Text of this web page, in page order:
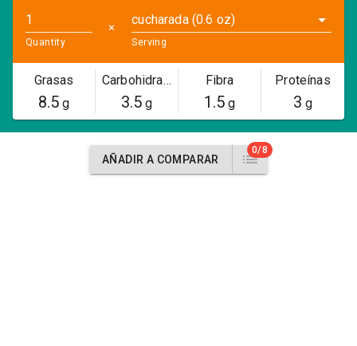
Quantity
✕
cucharada (0.6 oz)
Serving
Grasas
8.5g
Carbohidratos
3.5g
Fibra
1.5g
Proteínas
3 g
AÑADIR A COMPARAR
0/8